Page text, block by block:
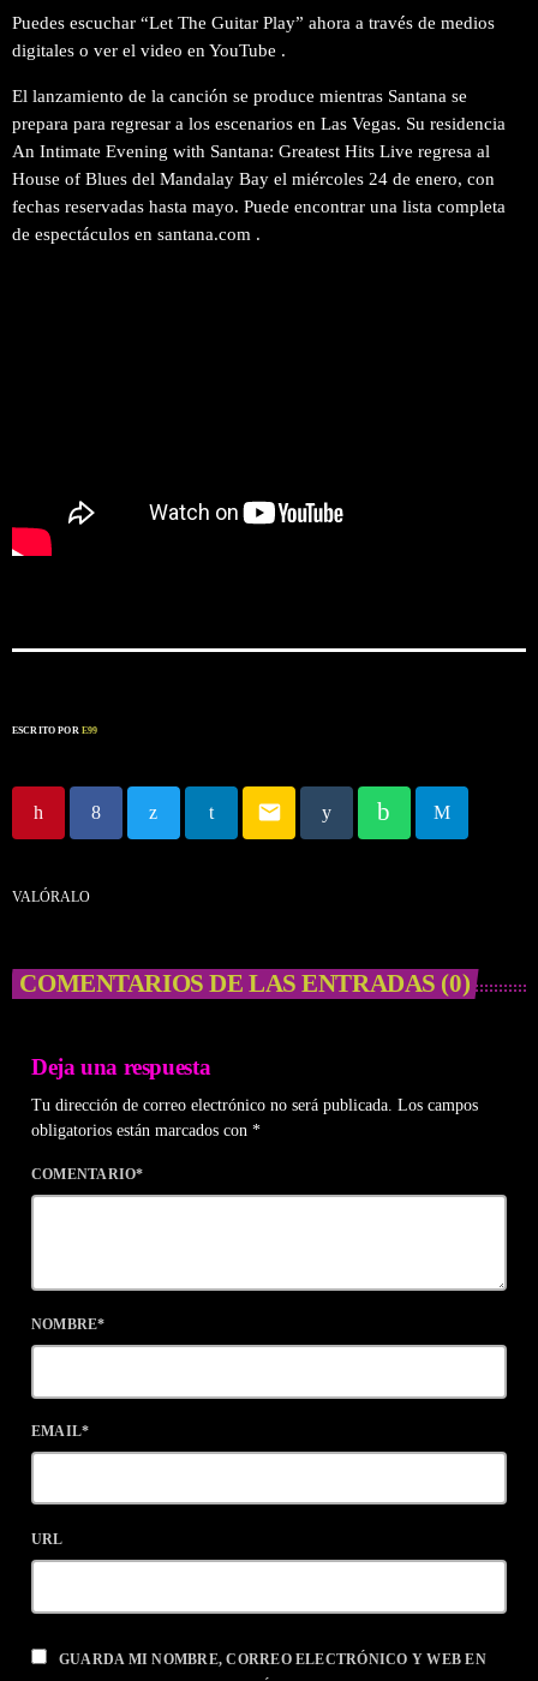
Puedes escuchar “Let The Guitar Play” ahora a través de medios
digitales o ver el video en YouTube .
El lanzamiento de la canción se produce mientras Santana se
prepara para regresar a los escenarios en Las Vegas. Su residencia
An Intimate Evening with Santana: Greatest Hits Live regresa al
House of Blues del Mandalay Bay el miércoles 24 de enero, con
fechas reservadas hasta mayo. Puede encontrar una lista completa
de espectáculos en santana.com .
ESCRITO POR E99
email
VALÓRALO
COMENTARIOS DE LAS ENTRADAS (0)
Deja una respuesta
Tu dirección de correo electrónico no será publicada. Los campos
obligatorios están marcados con *
COMENTARIO*
NOMBRE*
EMAIL*
URL
GUARDA MI NOMBRE, CORREO ELECTRÓNICO Y WEB EN